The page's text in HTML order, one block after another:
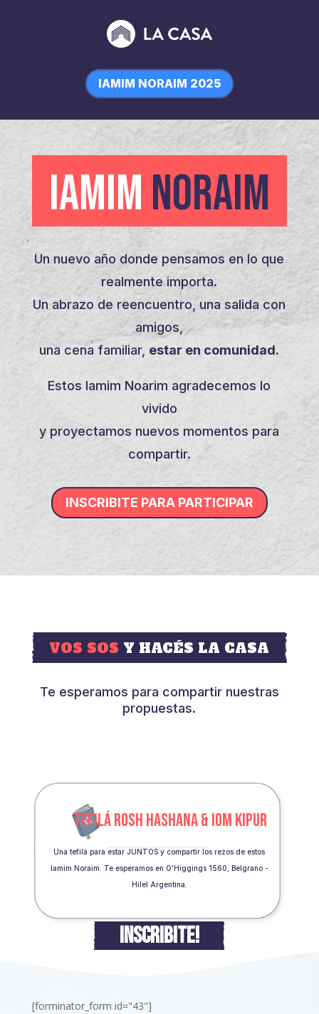
IAMIM NORAIM 2025
IAMIM NORAIM
Un nuevo año donde pensamos en lo que
realmente importa.
Un abrazo de reencuentro, una salida con
amigos,
una cena familiar, estar en comunidad.
Estos Iamim Noarim agradecemos lo
vivido
y proyectamos nuevos momentos para
compartir.
INSCRIBITE PARA PARTICIPAR
VOS SOS Y HACÉS LA CASA
Te esperamos para compartir nuestras
propuestas.
TEFILÁ ROSH HASHANA & IOM KIPUR
Una tefilá para estar JUNTOS y compartir los rezos de estos
Iamim Noraim. Te esperamos en O’Higgings 1560, Belgrano -
Hilel Argentina.
INSCRIBITE!
[forminator_form id="43"]